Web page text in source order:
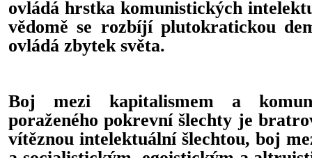
ovládá hrstka komunistických
vědomě se rozbíjí plutokratickou
ovládá zbytek světa.
Boj mezi kapitalismem a
poraženého pokrevní šlechty je
vítěznou intelektuální šlechtou, boj